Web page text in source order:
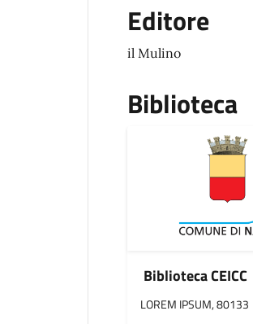
Editore
il Mulino
Biblioteca
Biblioteca CEICC
LOREM IPSUM, 80133